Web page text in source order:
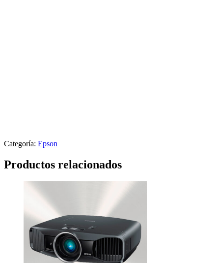
Categoría: Epson
Productos relacionados